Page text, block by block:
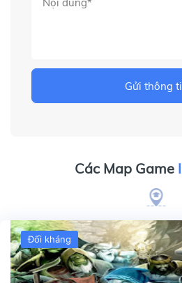
Gửi thông
Các Map Game
Đối kháng